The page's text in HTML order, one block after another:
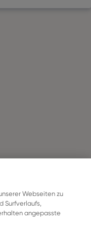
Webseiten zu
Surfverlaufs,
angepasste